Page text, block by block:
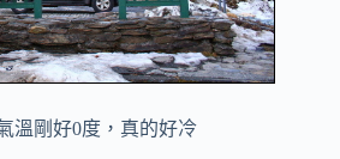
溫剛好0度，真的好冷